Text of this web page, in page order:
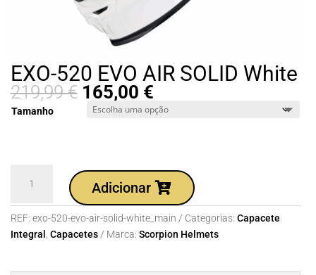
EXO-520 EVO AIR SOLID White
219,99€ 165,00 €
Tamanho
EXO-
520
EVO
SOLID
Adicionar
REF: exo-520-evo-air-solid-white_main Categorias: Capacete
Integral Capacetes Marca: Scorpion Helmets